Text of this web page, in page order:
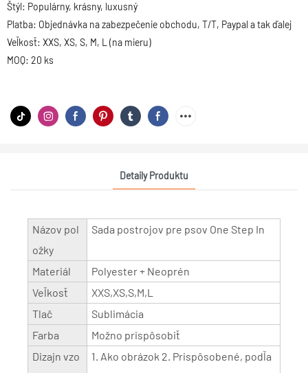
Štýl: Populárny, krásny, luxusný
Platba: Objednávka na zabezpečenie obchodu, T/T, Paypal a tak ďalej
Veľkosť: XXS, XS, S, M, L (na mieru)
MOQ: 20 ks
Detaily Produktu
Názov pol
ožky
Sada postrojov pre psov One Step In
Materiál
Polyester + Neoprén
Veľkosť
XXS,XS,S,M,L
Tlač
Sublimácia
Farba
Možno prispôsobiť
Dizajn vzo
1. Ako obrázok 2. Prispôsobené, podľa